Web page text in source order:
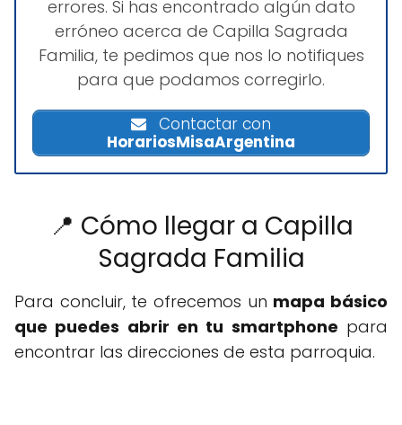
errores. Si has encontrado algún dato
erróneo acerca de Capilla Sagrada
Familia, te pedimos que nos lo notifiques
para que podamos corregirlo.
Contactar con
HorariosMisaArgentina
📍 Cómo llegar a Capilla
Sagrada Familia
Para concluir, te ofrecemos un mapa básico
que puedes abrir en tu smartphone para
encontrar las direcciones de esta parroquia.